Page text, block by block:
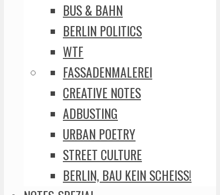
BUS & BAHN
BERLIN POLITICS
WTF
FASSADENMALEREI
CREATIVE NOTES
ADBUSTING
URBAN POETRY
STREET CULTURE
BERLIN, BAU KEIN SCHEISS!